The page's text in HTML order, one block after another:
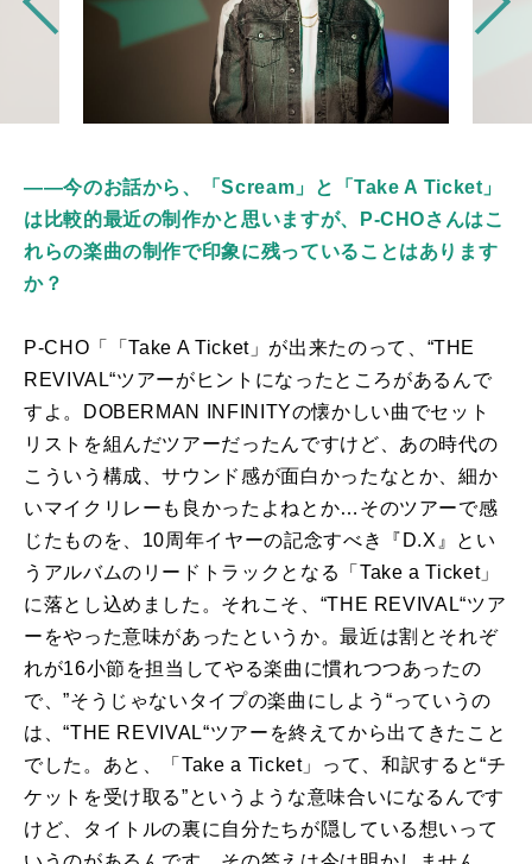
――今のお話から、「Scream」と「Take A Ticket」
は比較的最近の制作かと思いますが、P-CHOさんはこ
れらの楽曲の制作で印象に残っていることはあります
か？
P-CHO「「Take A Ticket」が出来たのって、“THE
REVIVAL“ツアーがヒントになったところがあるんで
すよ。
DOBERMAN INFINITYの懐かしい曲でセット
リストを組んだツアーだったんですけど、あの時代の
こういう構成、サウンド感が面白かったなとか、細か
いマイクリレーも良かったよねとか…そのツアーで感
じたものを、 10周年イヤーの記念すべき『 D.X 』とい
うアルバムのリードトラックとなる「 Take a Ticket」
に落とし込めました。それこそ、“THE REVIVAL“ツア
ーをやった意味があったというか。最近は割とそれぞ
れが16小節を担当してやる楽曲に慣れつつあったの
で、”そうじゃないタイプの楽曲にしよう“っていうの
は、“THE REVIVAL“ツアーを終えてから出てきたこと
でした。あと、「Take a Ticket」って、和訳すると“チ
ケットを受け取る”というような意味合いになるんです
けど、タイトルの裏に自分たちが隠している想いって